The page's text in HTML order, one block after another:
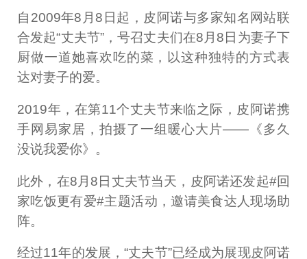
自2009年8月8日起，皮阿诺与多家知名网站联
合发起“丈夫节”，号召丈夫们在8月8日为妻子下
厨做一道她喜欢吃的菜，以这种独特的方式表
达对妻子的爱。
2019年，在第11个丈夫节来临之际，皮阿诺携
手网易家居，拍摄了一组暖心大片——《多久
没说我爱你》。
此外，在8月8日丈夫节当天，皮阿诺还发起#回
家吃饭更有爱#主题活动，邀请美食达人现场助
阵。
经过11年的发展，“丈夫节”已经成为展现皮阿诺